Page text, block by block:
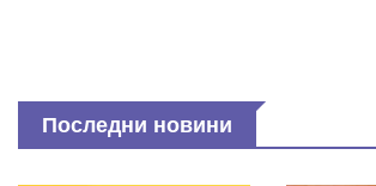
Последни новини